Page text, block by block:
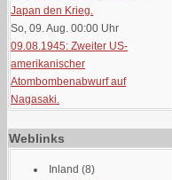
Japan den Krieg.
So, 09. Aug. 00:00 Uhr
09.08.1945: Zweiter US-
amerikanischer
Atombombenabwurf auf
Nagasaki.
Weblinks
Inland (8)